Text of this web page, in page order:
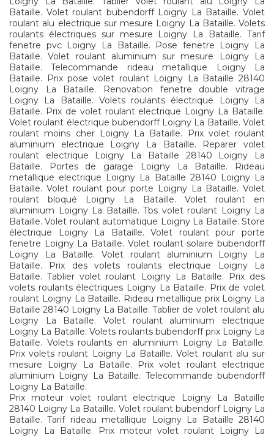
Bataille. Volet roulant bubendorff Loigny La Bataille. Volet
roulant alu electrique sur mesure Loigny La Bataille. Volets
roulants électriques sur mesure Loigny La Bataille. Tarif
fenetre pvc Loigny La Bataille. Pose fenetre Loigny La
Bataille. Volet roulant aluminium sur mesure Loigny La
Bataille. Telecommande rideau metallique Loigny La
Bataille. Prix pose volet roulant Loigny La Bataille 28140
Loigny La Bataille. Renovation fenetre double vitrage
Loigny La Bataille. Volets roulants électrique Loigny La
Bataille. Prix de volet roulant electrique Loigny La Bataille.
Volet roulant électrique bubendorff Loigny La Bataille. Volet
roulant moins cher Loigny La Bataille. Prix volet roulant
aluminium electrique Loigny La Bataille. Reparer volet
roulant electrique Loigny La Bataille 28140 Loigny La
Bataille. Portes de garage Loigny La Bataille. Rideau
metallique electrique Loigny La Bataille 28140 Loigny La
Bataille. Volet roulant pour porte Loigny La Bataille. Volet
roulant bloqué Loigny La Bataille. Volet roulant en
aluminium Loigny La Bataille. Tbs volet roulant Loigny La
Bataille. Volet roulant automatique Loigny La Bataille. Store
électrique Loigny La Bataille. Volet roulant pour porte
fenetre Loigny La Bataille. Volet roulant solaire bubendorff
Loigny La Bataille. Volet roulant aluminium Loigny La
Bataille. Prix des volets roulants electrique Loigny La
Bataille. Tablier volet roulant Loigny La Bataille. Prix des
volets roulants électriques Loigny La Bataille. Prix de volet
roulant Loigny La Bataille. Rideau metallique prix Loigny La
Bataille 28140 Loigny La Bataille. Tablier de volet roulant alu
Loigny La Bataille. Volet roulant aluminium electrique
Loigny La Bataille. Volets roulants bubendorff prix Loigny La
Bataille. Volets roulants en aluminium Loigny La Bataille.
Prix volets roulant Loigny La Bataille. Volet roulant alu sur
mesure Loigny La Bataille. Prix volet roulant electrique
aluminium Loigny La Bataille. Telecommande bubendorff
Loigny La Bataille.
Prix moteur volet roulant electrique Loigny La Bataille
28140 Loigny La Bataille. Volet roulant bubendorf Loigny La
Bataille. Tarif rideau metallique Loigny La Bataille 28140
Loigny La Bataille. Prix moteur volet roulant Loigny La